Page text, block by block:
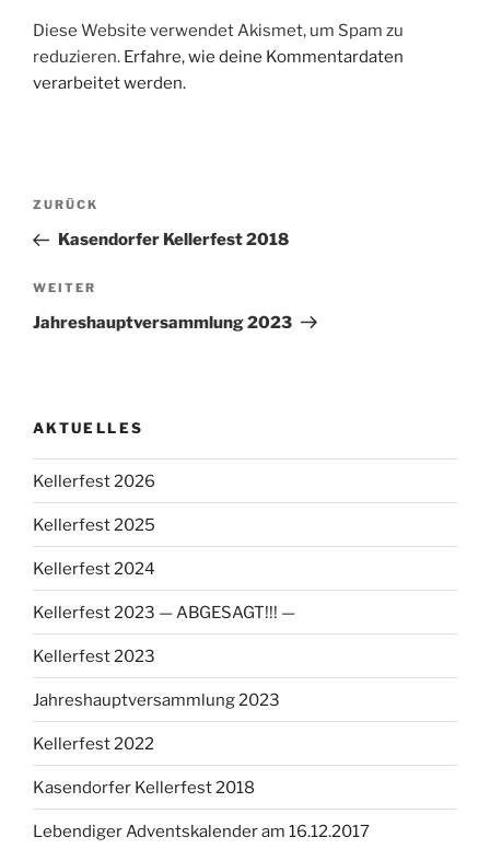
Diese Website verwendet Akismet, um Spam zu
reduzieren. Erfahre, wie deine Kommentardaten
verarbeitet werden.
Beitragsnavigation
Vorheriger
Beitrag
ZURÜCK
Kasendorfer Kellerfest 2018
Nächster
Beitrag
WEITER
Jahreshauptversammlung 2023
AKTUELLES
Kellerfest 2026
Kellerfest 2025
Kellerfest 2024
Kellerfest 2023 — ABGESAGT!!! —
Kellerfest 2023
Jahreshauptversammlung 2023
Kellerfest 2022
Kasendorfer Kellerfest 2018
Lebendiger Adventskalender am 16.12.2017